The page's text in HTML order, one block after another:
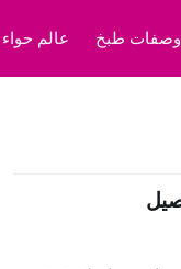
وصفات طبخ عالم حواء